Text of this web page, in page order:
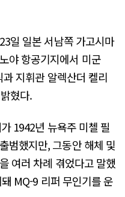
일 일본 서남쪽 가고시마
야 항공기지에서 미군
지휘관 알렉산더 켈리
혔다.
1942년 뉴욕주 미첼 필
범했지만, 그동안 해체 및
여러 차례 겪었다고 말했
MQ-9 리퍼 무인기를 운